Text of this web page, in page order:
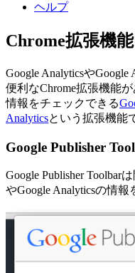
ヘルプ
Chrome拡張機能
Google Analyticsや
便利なChrome拡張機能
情報をチェックできる
Analyticsという拡張機能
Google Publisher
Google Publisher Toolbar
やGoogle Analyticsの情